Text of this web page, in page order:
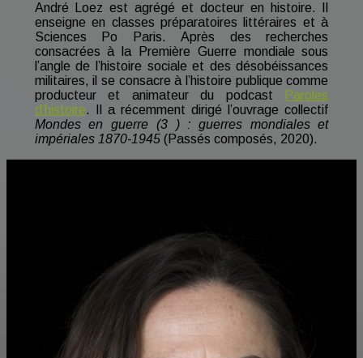
André Loez est agrégé et docteur en histoire. Il
enseigne en classes préparatoires littéraires et à
Sciences Po Paris. Après des recherches
consacrées à la Première Guerre mondiale sous
l’angle de l’histoire sociale et des désobéissances
militaires, il se consacre à l’histoire publique comme
producteur et animateur du podcast
Paroles
d’histoire. Il a récemment dirigé l’ouvrage collectif
Mondes en guerre (3 ) : guerres mondiales et
impériales 1870-1945(Passés composés, 2020).